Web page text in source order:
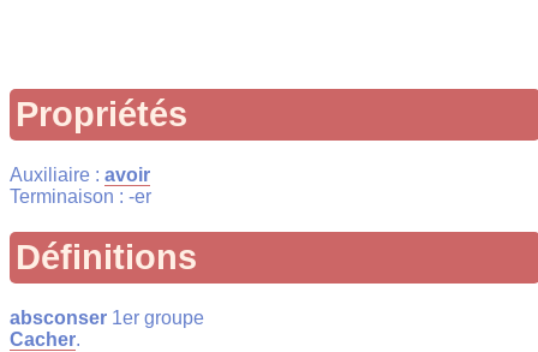
Propriétés
Auxiliaire : avoir
Terminaison : -er
Définitions
absconser 1er groupe
Cacher.